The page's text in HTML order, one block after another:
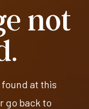
not
at this
go back to